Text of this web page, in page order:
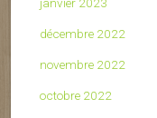
janvier 2023
décembre 2022
novembre 2022
octobre 2022